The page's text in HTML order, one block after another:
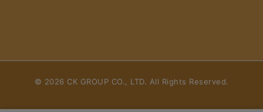
© 2026 CK GROUP CO., LTD. All Rights Reserved.